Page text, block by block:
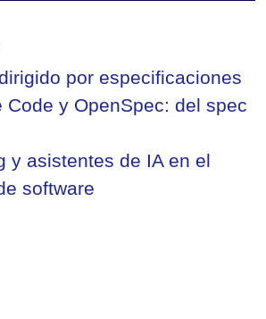
por especificaciones
Code y OpenSpec: del spec
y asistentes de IA en el
software